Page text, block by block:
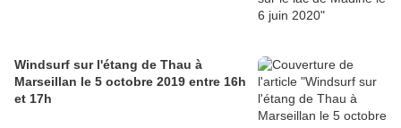
Windsurf sur l'étang de Thau à
Marseillan le 5 octobre 2019 entre 16h
et 17h